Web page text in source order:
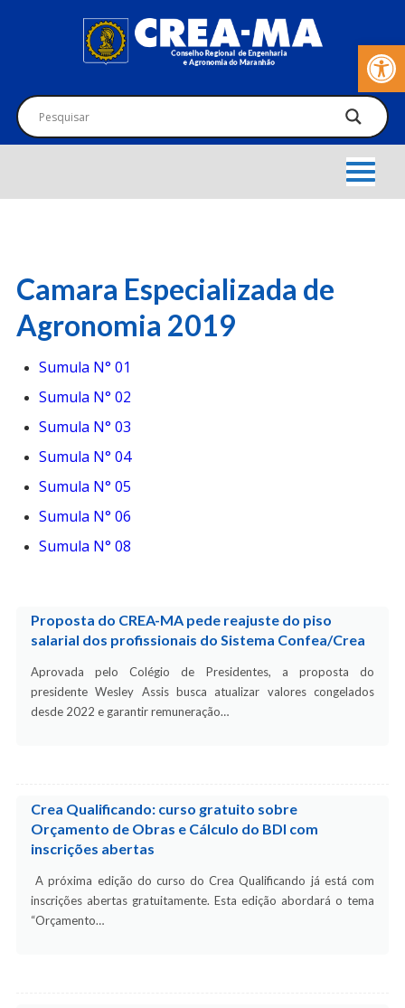
Barra de
Camara Especializada de
Agronomia 2019
Sumula N° 01
Sumula N° 02
Sumula N° 03
Sumula N° 04
Sumula N° 05
Sumula N° 06
Sumula N° 08
Proposta do CREA-MA pede reajuste do piso
salarial dos profissionais do Sistema Confea/Crea
Aprovada pelo Colégio de Presidentes, a proposta do
presidente Wesley Assis busca atualizar valores congelados
desde 2022 e garantir remuneração…
Crea Qualificando: curso gratuito sobre
Orçamento de Obras e Cálculo do BDI com
inscrições abertas
A próxima edição do curso do Crea Qualificando já está com
inscrições abertas gratuitamente. Esta edição abordará o tema
“Orçamento…